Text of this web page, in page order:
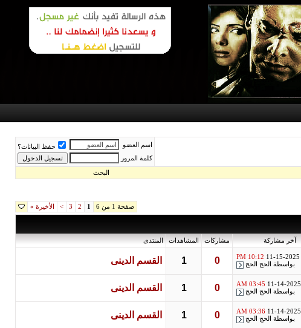
اسم العضو
حفظ البيانات؟
كلمة المرور
البحث
صفحة 1 من 6 1
2
3
> الأخيرة »
آخر مشاركة مشاركات المشاهدات المنتدى
11-15-2025
10:12 PM
بواسطة الحج الحج 0
1 القسم الدينى
11-14-2025
03:45 AM
بواسطة الحج الحج 0
1 القسم الدينى
11-14-2025
03:36 AM
بواسطة الحج الحج 0
1 القسم الدينى